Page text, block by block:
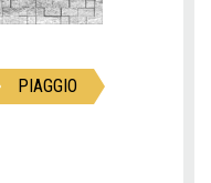
PIAGGIO